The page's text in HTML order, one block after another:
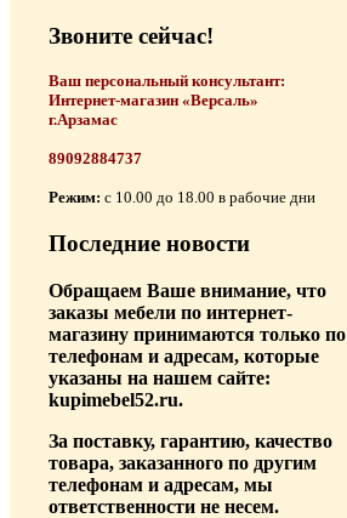
Звоните сейчас!
Ваш персональный консультант:
Интернет-магазин «Версаль»
г.Арзамас
89092884737
Режим: с 10.00 до 18.00 в рабочие дни
Последние новости
Обращаем Ваше внимание, что
заказы мебели по интернет-
магазину принимаются только по
телефонам и адресам, которые
указаны на нашем сайте:
kupimebel52.ru.
За поставку, гарантию, качество
товара, заказанного по другим
телефонам и адресам, мы
ответственности не несем.